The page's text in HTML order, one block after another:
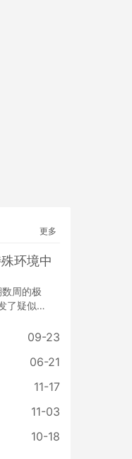
更多
环境中
周的极
了疑似汉
09-23
06-21
11-17
11-03
10-18